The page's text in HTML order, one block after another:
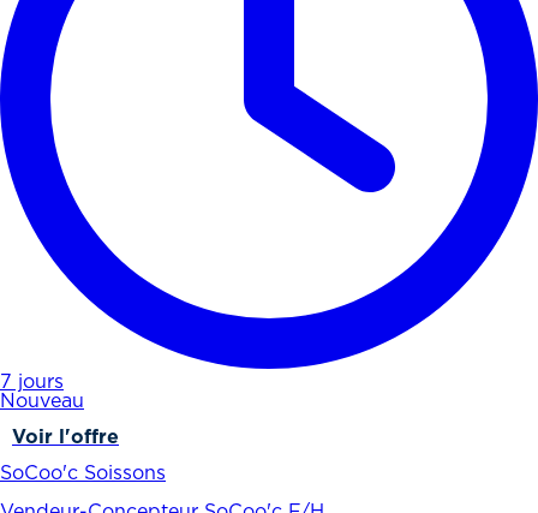
7 jours
Nouveau
Voir l'offre
SoCoo'c Soissons